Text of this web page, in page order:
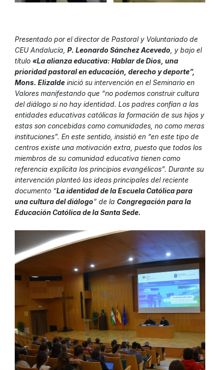
Presentado por el director de Pastoral y Voluntariado de
CEU Andalucía, P. Leonardo Sánchez Acevedo , y bajo el
título «La alianza educativa: Hablar de Dios, una
prioridad pastoral en educación, derecho y deporte”,
Mons. Elizalde inició su intervención en el Seminario en
Valores manifestando que “no podemos construir cultura
del diálogo si no hay identidad. Los padres confían a las
entidades educativas católicas la formación de sus hijos y
estas son concebidas como comunidades, no como meras
instituciones”. En este sentido, insistió en “en este tipo de
centros existe una motivación extra, puesto que todos los
miembros de su comunidad educativa tienen como
referencia explícita los principios evangélicos”. Durante su
intervención planteó las ideas principales del reciente
documento “La identidad de la Escuela Católica para
una cultura del diálogo” de la Congregación para la
Educación Católica de la Santa Sede.